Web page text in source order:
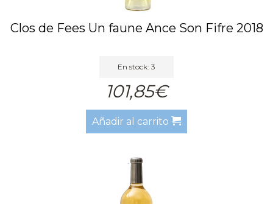
Clos de Fees Un faune Ance Son Fifre 2018
En stock: 3
101,85€
Añadir al carrito